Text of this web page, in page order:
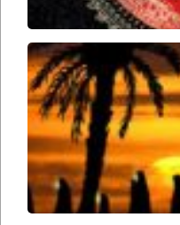
تاریخ
حرکت
اسرای
کربلا
کربلا
به
شام